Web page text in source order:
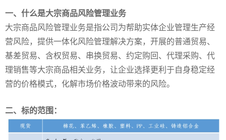
一、什么是大宗商品风险管理业务
大宗商品风险管理业务是指公司为帮助实体企业管理生产经
营风险，提供一体化风险管理解决方案，开展的普通贸易、
基差贸易、含权贸易、串换贸易、约定购回、代理采购、代
理销售等大宗商品相关业务，让企业选择更利于自身稳定经
营的价格模式，化解市场价格波动带来的风险。
二、标的范围：